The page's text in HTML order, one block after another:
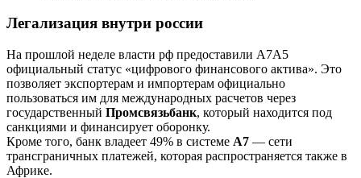
Легализация внутри россии
На прошлой неделе власти рф предоставили A7A5
официальный статус «цифрового финансового актива». Это
позволяет экспортерам и импортерам официально
пользоваться им для международных расчетов через
государственный Промсвязьбанк, который находится под
санкциями и финансирует оборонку.
Кроме того, банк владеет 49% в системе A7 — сети
трансграничных платежей, которая распространяется также в
Африке.